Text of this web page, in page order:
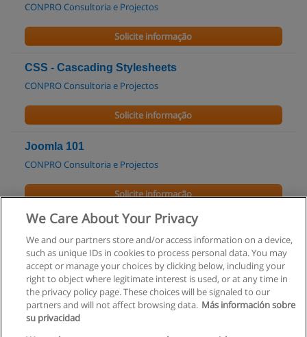
CONPRO Consultoria e Projectos
Solicite informação
CSS - Cascading Stylesheets
CONPRO Consultoria e Projectos
Solicite informação
Joomla 101
CONPRO Consultoria e Projectos
Solicite informação
Curso de Machine Learning | 24H
Winning Scientific Management
Solicite informação
We Care About Your Privacy
We and our partners store and/or access information on a device,
such as unique IDs in cookies to process personal data. You may
accept or manage your choices by clicking below, including your
right to object where legitimate interest is used, or at any time in
the privacy policy page. These choices will be signaled to our
partners and will not affect browsing data. Más información sobre
su privacidad